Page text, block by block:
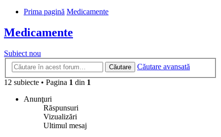
Prima pagină Medicamente
Medicamente
Subiect nou
Căutare
Căutare avansată
12 subiecte • Pagina 1 din 1
Anunţuri
Răspunsuri
Vizualizări
Ultimul mesaj